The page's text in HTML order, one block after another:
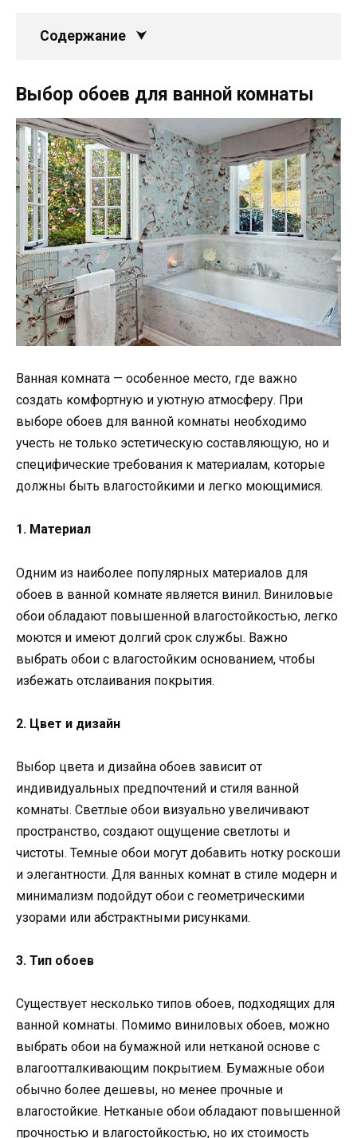
Содержание
Выбор обоев для ванной комнаты
Ванная комната — особенное место, где важно
создать комфортную и уютную атмосферу. При
выборе обоев для ванной комнаты необходимо
учесть не только эстетическую составляющую, но и
специфические требования к материалам, которые
должны быть влагостойкими и легко моющимися.
1. Материал
Одним из наиболее популярных материалов для
обоев в ванной комнате является винил. Виниловые
обои обладают повышенной влагостойкостью, легко
моются и имеют долгий срок службы. Важно
выбрать обои с влагостойким основанием, чтобы
избежать отслаивания покрытия.
2. Цвет и дизайн
Выбор цвета и дизайна обоев зависит от
индивидуальных предпочтений и стиля ванной
комнаты. Светлые обои визуально увеличивают
пространство, создают ощущение светлоты и
чистоты. Темные обои могут добавить нотку роскоши
и элегантности. Для ванных комнат в стиле модерн и
минимализм подойдут обои с геометрическими
узорами или абстрактными рисунками.
3. Тип обоев
Существует несколько типов обоев, подходящих для
ванной комнаты. Помимо виниловых обоев, можно
выбрать обои на бумажной или нетканой основе с
влагоотталкивающим покрытием. Бумажные обои
обычно более дешевы, но менее прочные и
влагостойкие. Нетканые обои обладают повышенной
прочностью и влагостойкостью, но их стоимость